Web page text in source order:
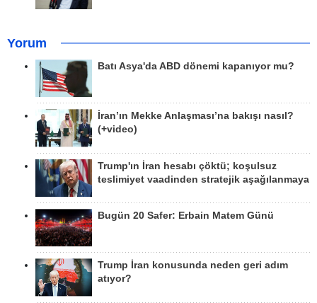
Yorum
Batı Asya'da ABD dönemi kapanıyor mu?
İran’ın Mekke Anlaşması’na bakışı nasıl?
(+video)
Trump'ın İran hesabı çöktü; koşulsuz
teslimiyet vaadinden stratejik aşağılanmaya
Bugün 20 Safer: Erbain Matem Günü
Trump İran konusunda neden geri adım
atıyor?